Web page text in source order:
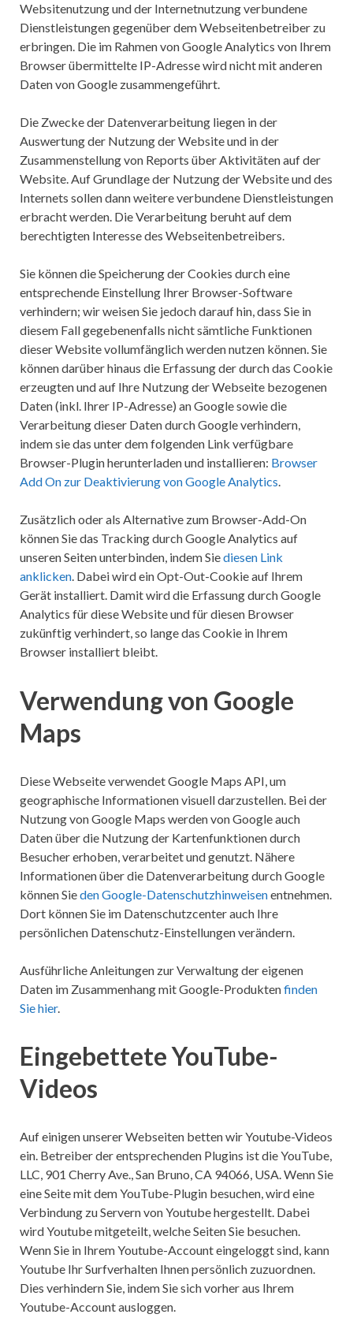
Websitenutzung und der Internetnutzung verbundene
Dienstleistungen gegenüber dem Webseitenbetreiber zu
erbringen. Die im Rahmen von Google Analytics von Ihrem
Browser übermittelte IP-Adresse wird nicht mit anderen
Daten von Google zusammengeführt.
Die Zwecke der Datenverarbeitung liegen in der
Auswertung der Nutzung der Website und in der
Zusammenstellung von Reports über Aktivitäten auf der
Website. Auf Grundlage der Nutzung der Website und des
Internets sollen dann weitere verbundene Dienstleistungen
erbracht werden. Die Verarbeitung beruht auf dem
berechtigten Interesse des Webseitenbetreibers.
Sie können die Speicherung der Cookies durch eine
entsprechende Einstellung Ihrer Browser-Software
verhindern; wir weisen Sie jedoch darauf hin, dass Sie in
diesem Fall gegebenenfalls nicht sämtliche Funktionen
dieser Website vollumfänglich werden nutzen können. Sie
können darüber hinaus die Erfassung der durch das Cookie
erzeugten und auf Ihre Nutzung der Webseite bezogenen
Daten (inkl. Ihrer IP-Adresse) an Google sowie die
Verarbeitung dieser Daten durch Google verhindern,
indem sie das unter dem folgenden Link verfügbare
Browser-Plugin herunterladen und installieren: Browser
Add On zur Deaktivierung von Google Analytics.
Zusätzlich oder als Alternative zum Browser-Add-On
können Sie das Tracking durch Google Analytics auf
unseren Seiten unterbinden, indem Siediesen Link
anklicken. Dabei wird ein Opt-Out-Cookie auf Ihrem
Gerät installiert. Damit wird die Erfassung durch Google
Analytics für diese Website und für diesen Browser
zukünftig verhindert, so lange das Cookie in Ihrem
Browser installiert bleibt.
Verwendung von Google
Maps
Diese Webseite verwendet Google Maps API, um
geographische Informationen visuell darzustellen. Bei der
Nutzung von Google Maps werden von Google auch
Daten über die Nutzung der Kartenfunktionen durch
Besucher erhoben, verarbeitet und genutzt. Nähere
Informationen über die Datenverarbeitung durch Google
können Sieden Google-Datenschutzhinweisenentnehmen.
Dort können Sie im Datenschutzcenter auch Ihre
persönlichen Datenschutz-Einstellungen verändern.
Ausführliche Anleitungen zur Verwaltung der eigenen
Daten im Zusammenhang mit Google-Produktenfinden
Sie hier.
Eingebettete YouTube-
Videos
Auf einigen unserer Webseiten betten wir Youtube-Videos
ein. Betreiber der entsprechenden Plugins ist die YouTube,
LLC, 901 Cherry Ave., San Bruno, CA 94066, USA. Wenn Sie
eine Seite mit dem YouTube-Plugin besuchen, wird eine
Verbindung zu Servern von Youtube hergestellt. Dabei
wird Youtube mitgeteilt, welche Seiten Sie besuchen.
Wenn Sie in Ihrem Youtube-Account eingeloggt sind, kann
Youtube Ihr Surfverhalten Ihnen persönlich zuzuordnen.
Dies verhindern Sie, indem Sie sich vorher aus Ihrem
Youtube-Account ausloggen.